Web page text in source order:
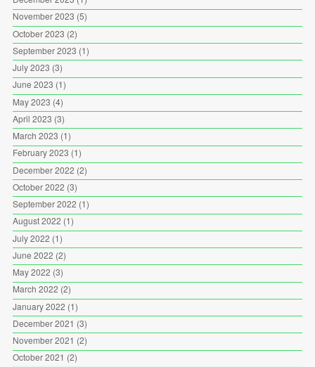
November 2023 (5)
October 2023 (2)
September 2023 (1)
July 2023 (3)
June 2023 (1)
May 2023 (4)
April 2023 (3)
March 2023 (1)
February 2023 (1)
December 2022 (2)
October 2022 (3)
September 2022 (1)
August 2022 (1)
July 2022 (1)
June 2022 (2)
May 2022 (3)
March 2022 (2)
January 2022 (1)
December 2021 (3)
November 2021 (2)
October 2021 (2)